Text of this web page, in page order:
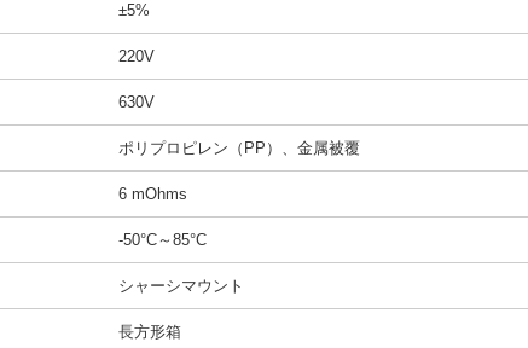
±5%
220V
630V
ポリプロピレン（PP）、金属被覆
6 mOhms
-50°C～85°C
シャーシマウント
長方形箱